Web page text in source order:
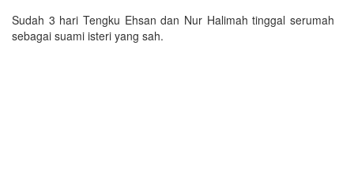
Sudah 3 hari Tengku Ehsan dan Nur Halimah tinggal serumah
sebagai suami isteri yang sah.